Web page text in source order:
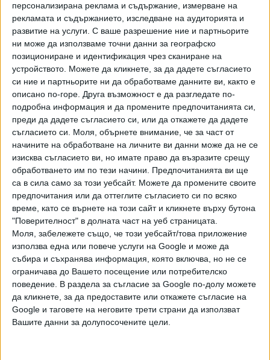
персонализирана реклама и съдържание, измерване на
рекламата и съдържанието, изследване на аудиторията и
развитие на услуги. С ваше разрешение ние и партньорите
ни може да използваме точни данни за географско
позициониране и идентификация чрез сканиране на
устройството. Можете да кликнете, за да дадете съгласието
си ние и партньорите ни да обработваме данните ви, както е
описано по-горе. Друга възможност е да разгледате по-
подробна информация и да промените предпочитанията си,
преди да дадете съгласието си, или да откажете да дадете
съгласието си. Моля, обърнете внимание, че за част от
начините на обработване на личните ви данни може да не се
изисква съгласието ви, но имате право да възразите срещу
обработването им по тези начини. Предпочитанията ви ще
са в сила само за този уебсайт. Можете да промените своите
предпочитания или да оттеглите съгласието си по всяко
време, като се върнете на този сайт и кликнете върху бутона
"Поверителност" в долната част на уеб страницата.
Моля, забележете също, че този уебсайт/това приложение
използва една или повече услуги на Google и може да
събира и съхранява информация, която включва, но не се
ограничава до Вашето посещение или потребителско
поведение. В раздела за съгласие за Google по-долу можете
да кликнете, за да предоставите или откажете съгласие на
Google и таговете на неговите трети страни да използват
Вашите данни за долупосочените цели.
При бирата у съседите разходите са доста по-високи. 2
л пиво там излиза към 7 лв., а у нас минаваме с 3-4 лв. или
двойно по-малко.
Според публикация във в. „Катимерини“ от днес
предстоящият Великден ще струва на южните съседи
от 13 до 19 на сто повече от миналата година. У нас пък
поскъпването само на агнешкото е поне с една четвърт,
а за козунаците се цитират и двойно по-високи цени.
Отчитайки обаче много по-ниските доходи на
мнозинството хора в България, при сравнително еднакви
цени с Гърция, нашата трапеза излиза доста по-скъпа.
Минималната заплата в Гърция е 774 евро (1509 лв.), а у
нас - 710 лв. или над 2 пъти по-малка.
Последвайте ни и в
Ако искате да подкрепите независимата
и качествена журналистика в “Сега”,
можете да направите дарение през
PayPal
Ключови думи: Великден,агнешко, козунак